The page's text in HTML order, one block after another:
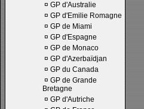
¤ GP d'Australie
¤ GP d'Emilie Romagne
¤ GP de Miami
¤ GP d'Espagne
¤ GP de Monaco
¤ GP d'Azerbaïdjan
¤ GP du Canada
¤ GP de Grande
Bretagne
¤ GP d'Autriche